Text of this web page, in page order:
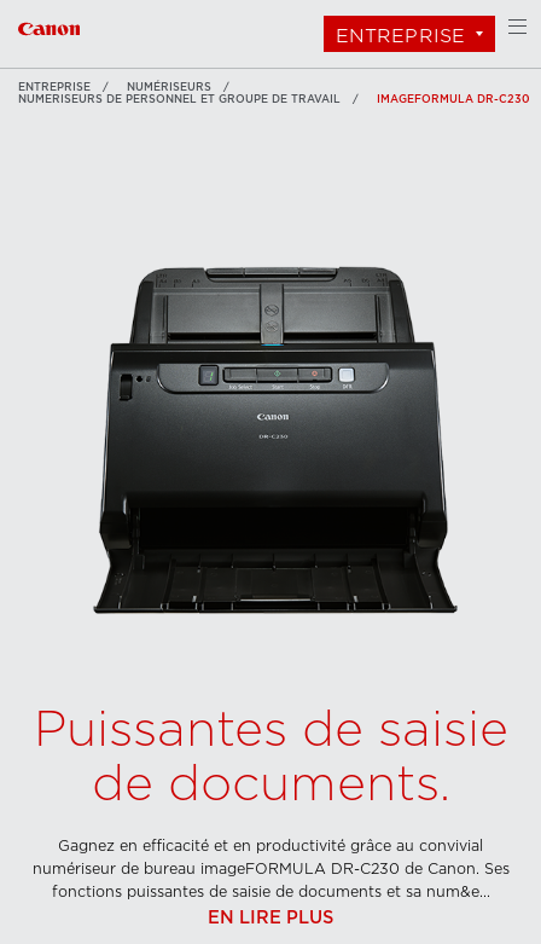
ENTREPRISE
ENTREPRISE
NUMÉRISEURS
NUMERISEURS DE PERSONNEL ET GROUPE DE TRAVAIL
IMAGEFORMULA DR-C230
Puissantes de saisie
de documents.
Gagnez en efficacité et en productivité grâce au convivial
numériseur de bureau imageFORMULA DR-C230 de Canon. Ses
fonctions puissantes de saisie de documents et sa num&e...
EN LIRE PLUS